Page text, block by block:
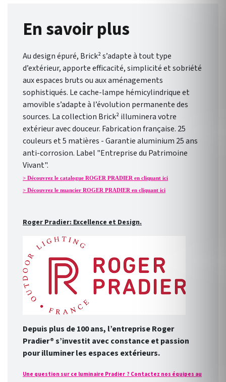
En savoir plus
Au design épuré, Brick² s’adapte à tout type
d’extérieur, apporte efficacité, simplicité et sobriété
aux espaces bruts ou aux aménagements
sophistiqués. Le cache-lampe hémicylindrique et
amovible s’adapte à l’évolution permanente des
sources. La collection Brick² illuminera votre
extérieur avec douceur. Fabrication française. 25
couleurs et 5 matières - Garantie aluminium 25 ans
anti-corrosion. Label "Entreprise du Patrimoine
Vivant".
> Découvrez le catalogue ROGER PRADIER en cliquant ici
> Découvrez le nuancier ROGER PRADIER en cliquant ici
Roger Pradier: Excellence et Design.
Depuis plus de 100 ans, l’entreprise Roger
Pradier® s’investit avec constance et passion
pour illuminer les espaces extérieurs.
Une question sur ce luminaire Pradier ? Contactez nos équipes au